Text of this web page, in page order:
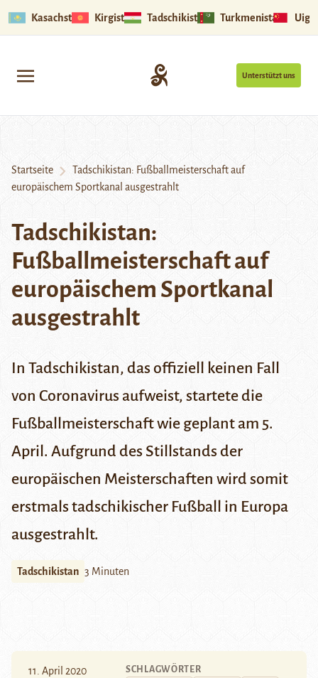
Kasachstan Kirgistan Tadschikistan Turkmenistan
Unterstützt uns
Startseite
Tadschikistan: Fußballmeisterschaft auf
europäischem Sportkanal ausgestrahlt
Tadschikistan:
Fußballmeisterschaft auf
europäischem Sportkanal
ausgestrahlt
In Tadschikistan, das offiziell keinen Fall
von Coronavirus aufweist, startete die
Fußballmeisterschaft wie geplant am 5.
April. Aufgrund des Stillstands der
europäischen Meisterschaften wird somit
erstmals tadschikischer Fußball in Europa
ausgestrahlt.
Tadschikistan 3 Minuten
11. April 2020 SCHLAGWÖRTER